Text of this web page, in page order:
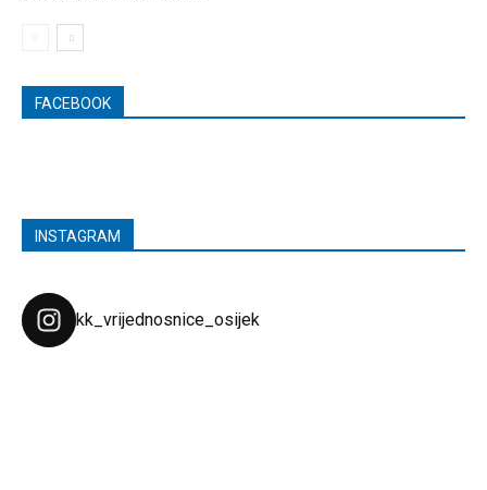
FACEBOOK
INSTAGRAM
kk_vrijednosnice_osijek